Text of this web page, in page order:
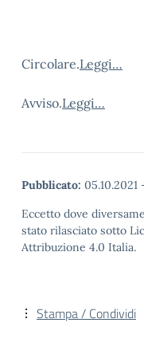
Circolare.Leggi…
Avviso.Leggi…
Pubblicato: 05.10.2021
Eccetto dove
stato rilasciato sotto
Attribuzione 4.0 Italia.
Stampa / Condividi